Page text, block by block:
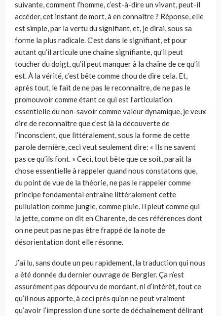
suivante, comment l’homme, c’est-à-dire un vivant, peut-­il
accéder, cet instant de mort, à en connaître ? Réponse, elle
est simple, par la vertu du signifiant, et, je dirai, sous sa
forme la plus radicale. C’est dans le signifiant, et pour
autant qu’il articule une chaîne signifiante, qu’il peut
toucher du doigt, qu’il peut manquer à la chaîne de ce qu’il
est. À la vérité, c’est bête comme chou de dire cela. Et,
après tout, le fait de ne pas le reconnaître, de ne pas le
promouvoir comme étant ce qui est l’articulation
essentielle du non-savoir comme valeur dynamique, je veux
dire de reconnaître que c’est là la découverte de
l’inconscient, que littéralement, sous la forme de cette
parole dernière, ceci veut seulement dire: « Ils ne savent
pas ce qu’ils font. » Ceci, tout bête que ce soit, paraît la
chose essentielle à rappeler quand nous constatons que,
du point de vue de la théorie, ne pas le rappeler comme
principe fondamental entraîne littéra­lement cette
pullulation comme jungle, comme pluie. Il pleut comme qui
la jette, comme on dit en Charente, de ces références dont
on ne peut pas ne pas être frappé de la note de
désorientation dont elle résonne.
J’ai lu, sans doute un peu rapidement, la traduction qui nous
a été don­née du dernier ouvrage de Bergler. Ça n’est
assurément pas dépourvu de mordant, ni d’intérêt, tout ce
qu’il nous apporte, à ceci près qu’on ne peut vraiment
qu’avoir l’impression d’une sorte de déchaînement délirant